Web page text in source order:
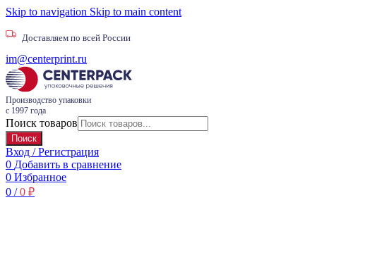
Skip to navigation Skip to main content
Доставляем по всей России
im@centerprint.ru
Производство упаковки
с 1997 года
Поиск товаров
Поиск
Вход / Регистрация
0 Добавить в сравнение
0 Избранное
0 / 0 ₽